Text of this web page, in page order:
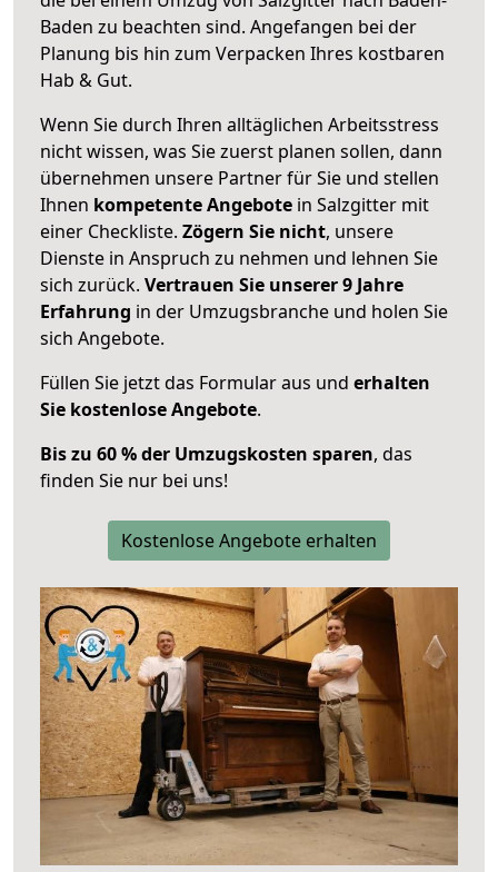
Baden zu beachten sind. Angefangen bei der
Planung bis hin zum Verpacken Ihres kostbaren
Hab & Gut.
Wenn Sie durch Ihren alltäglichen Arbeitsstress
nicht wissen, was Sie zuerst planen sollen, dann
übernehmen unsere Partner für Sie und stellen
Ihnen kompetente Angebote in Salzgitter mit
einer Checkliste. Zögern Sie nicht, unsere
Dienste in Anspruch zu nehmen und lehnen Sie
sich zurück. Vertrauen Sie unserer 9 Jahre
Erfahrung in der Umzugsbranche und holen Sie
sich Angebote.
Füllen Sie jetzt das Formular aus und erhalten
Sie kostenlose Angebote.
Bis zu 60 % der Umzugskosten sparen, das
finden Sie nur bei uns!
Kostenlose Angebote erhalten